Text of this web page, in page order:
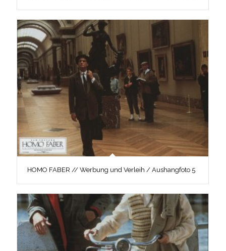
HOMO FABER // Werbung und Verleih / Aushangfoto 5